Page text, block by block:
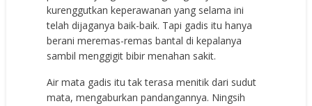
kurenggutkan keperawanan yang selama ini
telah dijaganya baik-baik. Tapi gadis itu hanya
berani meremas-remas bantal di kepalanya
sambil menggigit bibir menahan sakit.
Air mata gadis itu tak terasa menitik dari sudut
mata, mengaburkan pandangannya. Ningsih